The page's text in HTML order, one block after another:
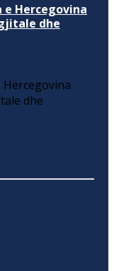
e Hercegovina
dhe
Hercegovina
dhe